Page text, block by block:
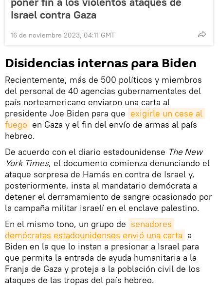
Israel contra Gaza
16 de noviembre 2023, 04:11 GMT
Disidencias internas para Biden
Recientemente, más de 500 políticos y miembros
del personal de 40 agencias gubernamentales del
país norteamericano enviaron una carta al
presidente Joe Biden para que exigirle un cese al
fuego en Gaza y el fin del envío de armas al país
hebreo.
De acuerdo con el diario estadounidense The New
York Times, el documento comienza denunciando el
ataque sorpresa de Hamás en contra de Israel y,
posteriormente, insta al mandatario demócrata a
detener el derramamiento de sangre ocasionado por
la campaña militar israelí en el enclave palestino.
En el mismo tono, un grupo de senadores
demócratas estadounidenses envió una carta a
Biden en la que lo instan a presionar a Israel para
que permita la entrada de ayuda humanitaria a la
Franja de Gaza y proteja a la población civil de los
ataques de las tropas del país hebreo.